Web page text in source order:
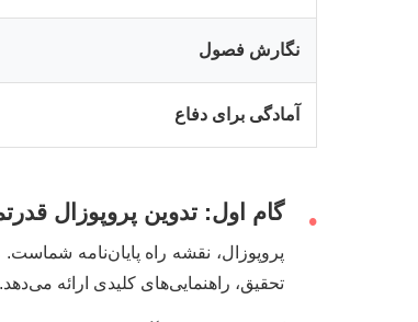
نگارش فصول
آمادگی برای دفاع
• گام اول: تدوین پروپوزال
پروپوزال، نقشه راه پایان‌نامه
تحقیق، راهنمایی‌های کلیدی ارائه می‌دهد.